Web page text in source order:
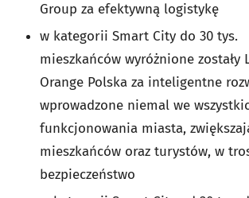
Group za efektywną logistykę
w kategorii Smart City do 30 tys.
mieszkańców wyróżnione zostały
Orange Polska za inteligentne
wprowadzone niemal we
funkcjonowania miasta,
mieszkańców oraz turystów, w
bezpieczeństwo